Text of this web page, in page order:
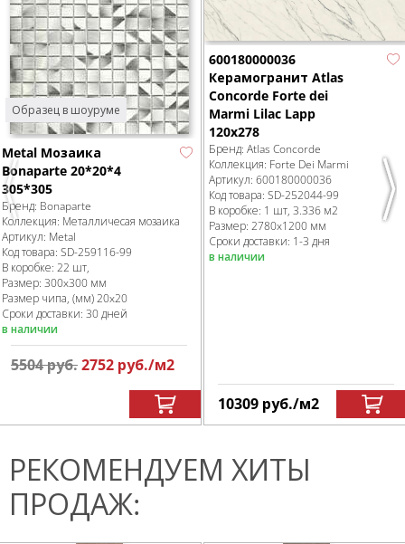
Previous
Образец в шоуруме
Metal Мозаика
Bonaparte 20*20*4
305*305
Бренд: Bonaparte
Коллекция: Металличесая мозаика
Артикул: Metal
Код товара: SD-259116-99
В коробке: 22 шт,
Размер: 300x300 мм
Размер чипа, (мм)20x20
Сроки доставки: 30 дней
в наличии
5504руб.2752 руб./м2
600180000036
Керамогранит Atlas
Concorde Forte dei
Marmi Lilac Lapp
120x278
Бренд: Atlas Concorde
Коллекция: Forte Dei Marmi
Артикул: 600180000036
Код товара: SD-252044-99
В коробке: 1 шт, 3.336 м2
Размер: 2780x1200 мм
Сроки доставки: 1-3 дня
в наличии
10309 руб./м2
РЕКОМЕНДУЕМ ХИТЫ
ПРОДАЖ: